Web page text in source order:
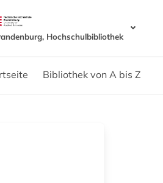
Hochschulbibliothek
Bibliothek von A bis Z